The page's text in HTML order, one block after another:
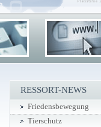
RESSORT-NEWS
Friedensbewegung
Tierschutz